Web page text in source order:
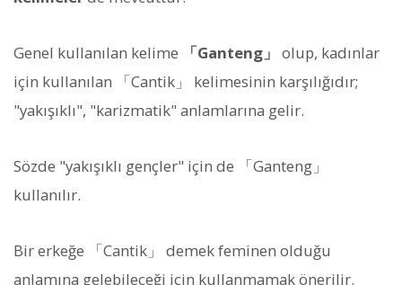
Genel kullanılan kelime 「Ganteng」 olup, kadınlar
için kullanılan 「Cantik」 kelimesinin karşılığıdır;
"yakışıklı", "karizmatik" anlamlarına gelir.
Sözde "yakışıklı gençler" için de 「Ganteng」
kullanılır.
Bir erkeğe 「Cantik」 demek feminen olduğu
anlamına gelebileceği için kullanmamak önerilir.